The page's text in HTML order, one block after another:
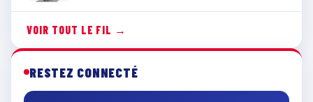
VOIR TOUT LE FIL →
RESTEZ CONNECTÉ